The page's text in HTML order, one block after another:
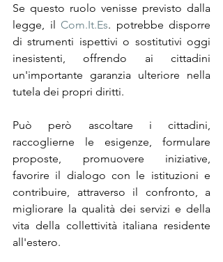
Se questo ruolo venisse previsto dalla
legge, il Com.It.Es. potrebbe disporre
di strumenti ispettivi o sostitutivi oggi
inesistenti, offrendo ai cittadini
un'importante garanzia ulteriore nella
tutela dei propri diritti.
Può però ascoltare i cittadini,
raccoglierne le esigenze, formulare
proposte, promuovere iniziative,
favorire il dialogo con le istituzioni e
contribuire, attraverso il confronto, a
migliorare la qualità dei servizi e della
vita della collettività italiana residente
all'estero.